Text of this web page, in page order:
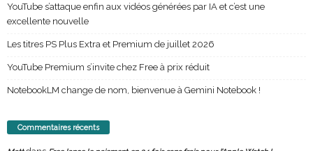
YouTube s’attaque enfin aux vidéos générées par IA et c’est une
excellente nouvelle
Les titres PS Plus Extra et Premium de juillet 2026
YouTube Premium s’invite chez Free à prix réduit
NotebookLM change de nom, bienvenue à Gemini Notebook !
Commentaires récents